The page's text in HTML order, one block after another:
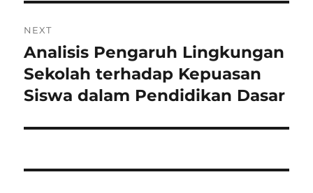
NEXT
Next
post:
Analisis Pengaruh Lingkungan
Sekolah terhadap Kepuasan
Siswa dalam Pendidikan Dasar